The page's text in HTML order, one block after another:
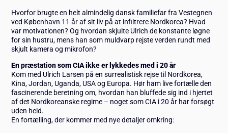
Hvorfor brugte en helt almindelig dansk familiefar fra Vestegnen
ved København 11 år af sit liv på at infiltrere Nordkorea? Hvad
var motivationen? Og hvordan skjulte Ulrich de konstante løgne
for sin hustru, mens han som muldvarp rejste verden rundt med
skjult kamera og mikrofon?
En præstation som CIA ikke er lykkedes med i 20 år
Kom med Ulrich Larsen på en surrealistisk rejse til Nordkorea,
Kina, Jordan, Uganda, USA og Europa. Hør ham live fortælle den
fascinerende beretning om, hvordan han bluffede sig ind i hjertet
af det Nordkoreanske regime – noget som CIA i 20 år har forsøgt
uden held.
En fortælling, der kommer med nye detaljer omkring: